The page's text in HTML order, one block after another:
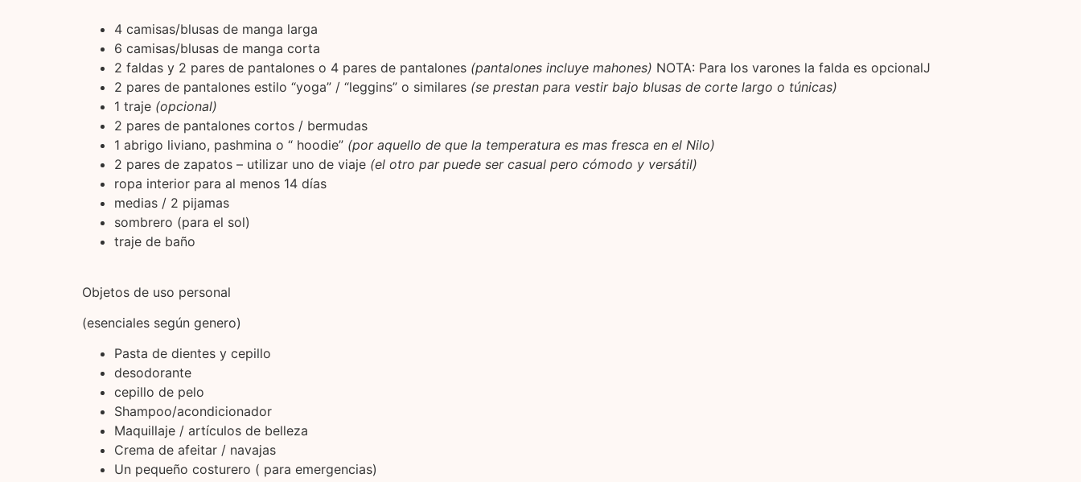
4 camisas/blusas de manga larga
6 camisas/blusas de manga corta
2 faldas y 2 pares de pantalones o 4 pares de pantalones (pantalones incluye mahones) NOTA: Para los varones la falda es opcionalJ
2 pares de pantalones estilo “yoga” / “leggins” o similares (se prestan para vestir bajo blusas de corte largo o túnicas)
1 traje (opcional)
2 pares de pantalones cortos / bermudas
1 abrigo liviano, pashmina o “ hoodie” (por aquello de que la temperatura es mas fresca en el Nilo)
2 pares de zapatos – utilizar uno de viaje (el otro par puede ser casual pero cómodo y versátil)
ropa interior para al menos 14 días
medias / 2 pijamas
sombrero (para el sol)
traje de baño
Objetos de uso personal
(esenciales según genero)
Pasta de dientes y cepillo
desodorante
cepillo de pelo
Shampoo/acondicionador
Maquillaje / artículos de belleza
Crema de afeitar / navajas
Un pequeño costurero ( para emergencias)